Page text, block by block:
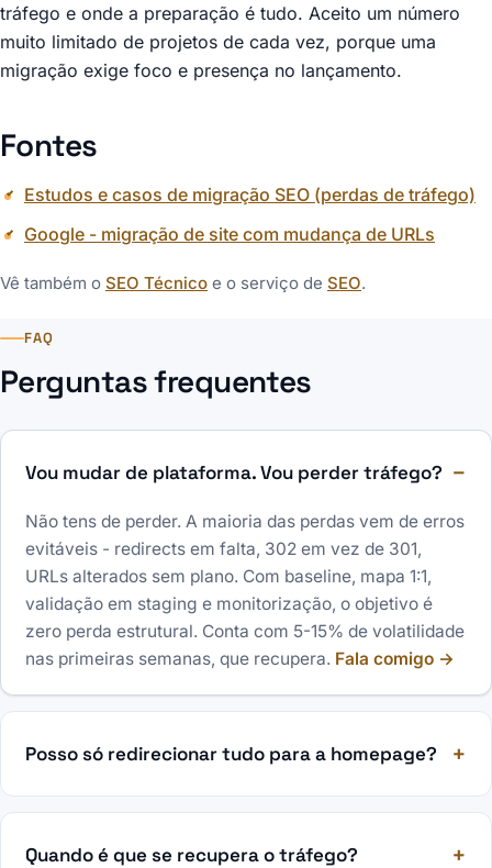
tráfego e onde a preparação é tudo. Aceito um número
muito limitado de projetos de cada vez, porque uma
migração exige foco e presença no lançamento.
Fontes
Estudos e casos de migração SEO (perdas de tráfego)
Google - migração de site com mudança de URLs
Vê também o SEO Técnico e o serviço de SEO.
FAQ
Perguntas frequentes
Vou mudar de plataforma. Vou perder tráfego?
Não tens de perder. A maioria das perdas vem de erros
evitáveis - redirects em falta, 302 em vez de 301,
URLs alterados sem plano. Com baseline, mapa 1:1,
validação em staging e monitorização, o objetivo é
zero perda estrutural. Conta com 5-15% de volatilidade
nas primeiras semanas, que recupera. Fala comigo →
Posso só redirecionar tudo para a homepage?
Quando é que se recupera o tráfego?